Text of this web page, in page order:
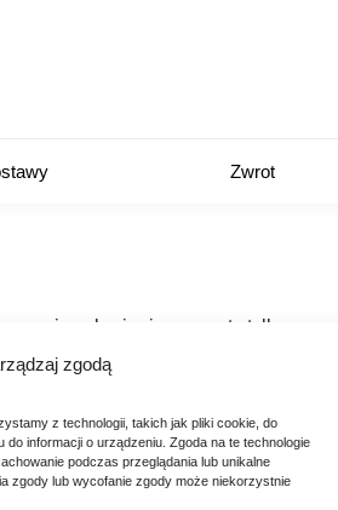
zgodą
z technologii, takich jak pliki cookie, do
informacji o urządzeniu. Zgoda na te technologie
podczas przeglądania lub unikalne
zgody lub wycofanie zgody może niekorzystnie
Zwrot
zazbrojenie przynęty tylko
Często, gdy ryby żerują w
zacięć.